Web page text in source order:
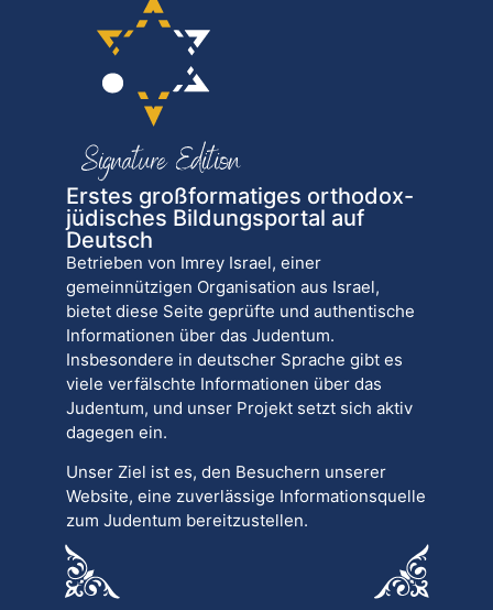
Erstes großformatiges orthodox-
jüdisches Bildungsportal auf
Deutsch
Betrieben von Imrey Israel, einer
gemeinnützigen Organisation aus Israel,
bietet diese Seite geprüfte und authentische
Informationen über das Judentum.
Insbesondere in deutscher Sprache gibt es
viele verfälschte Informationen über das
Judentum, und unser Projekt setzt sich aktiv
dagegen ein.
Unser Ziel ist es, den Besuchern unserer
Website, eine zuverlässige Informationsquelle
zum Judentum bereitzustellen.